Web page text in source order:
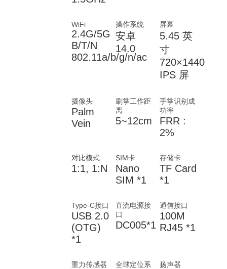
WiFi
2.4G/5G
B/T/N
802.11a/b/g/n/ac
操作系统
安卓
14.0
屏幕
5.45 英
寸
720×1440
IPS 屏
摄像头
Palm
Vein
刷掌工作距
离
5~12cm
手掌识别成
功率
FRR :
2%
对比模式
1:1, 1:N
SIM卡
Nano
SIM *1
存储卡
TF Card
*1
Type-C接口
USB 2.0
(OTG)
*1
直流电源接
口
DC005*1
通信接口
100M
RJ45 *1
重力传感器
全球定位系
扬声器